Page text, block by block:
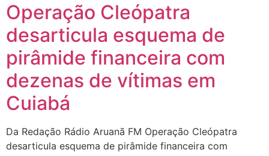
Operação Cleópatra
desarticula esquema de
pirâmide financeira com
dezenas de vítimas em
Cuiabá
Da Redação Rádio Aruanã FM Operação Cleópatra
desarticula esquema de pirâmide financeira com